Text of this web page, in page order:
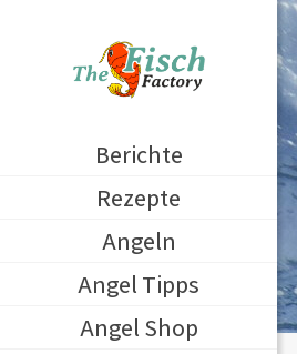
Berichte
Rezepte
Angeln
Angel Tipps
Angel Shop